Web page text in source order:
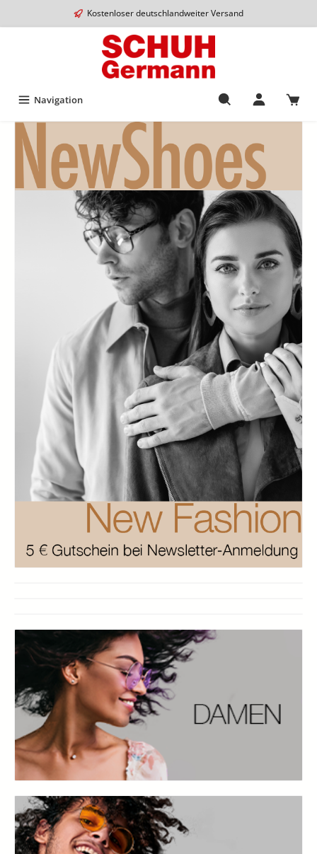
Kostenloser deutschlandweiter Versand
Navigation